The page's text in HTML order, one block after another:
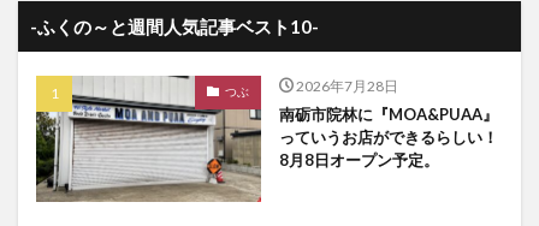
-ふくの～と週間人気記事ベスト10-
つぶ 2026年7月28日
南砺市院林に『MOA&PUAA』
っていうお店ができるらしい！
8月8日オープン予定。